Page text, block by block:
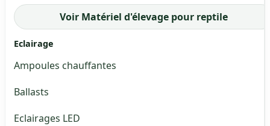
Voir Matériel d'élevage pour reptile
Eclairage
Ampoules chauffantes
Ballasts
Eclairages LED